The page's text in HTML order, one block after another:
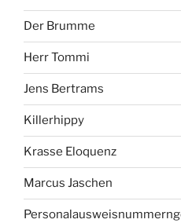
Der Brumme
Herr Tommi
Jens Bertrams
Killerhippy
Krasse Eloquenz
Marcus Jaschen